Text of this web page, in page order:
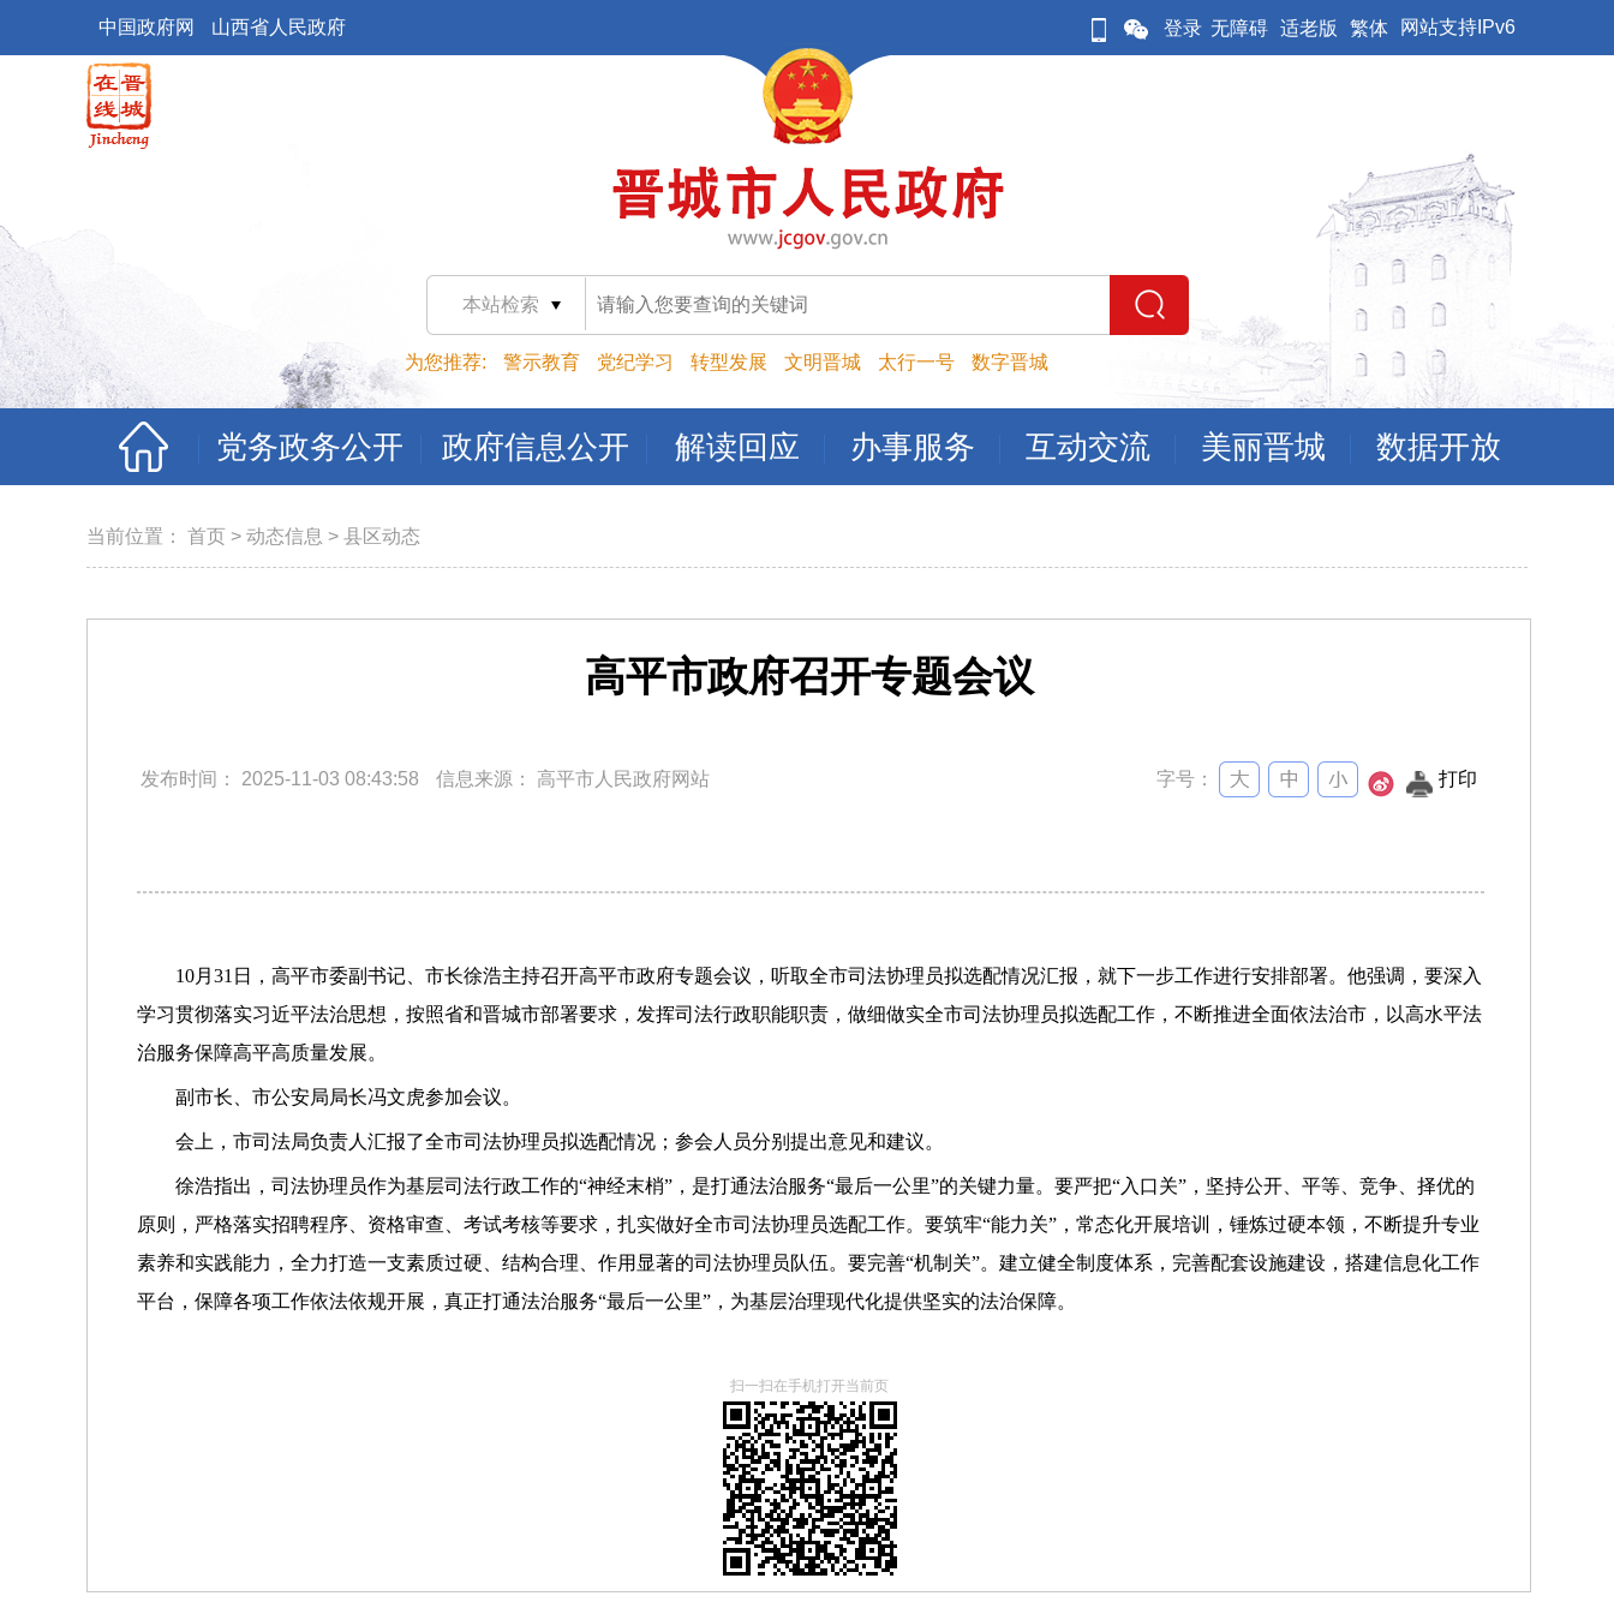
中国政府网 山西省人民政府 登录 无障碍 适老版 繁体 网站支持IPv6
本站检索
为您推荐: 警示教育 党纪学习 转型发展 文明晋城 太行一号 数字晋城
党务政务公开 政府信息公开 解读回应 办事服务 互动交流 美丽晋城 数据开放
当前位置： 首页 > 动态信息 > 县区动态
高平市政府召开专题会议
发布时间： 2025-11-03 08:43:58 信息来源： 高平市人民政府网站 字号： 打印
10月31日，高平市委副书记、市长徐浩主持召开高平市政府专题会议，听取全市司法协理员拟选配情况汇报，就下一步工作进行安排部署。他强调，要深入
学习贯彻落实习近平法治思想，按照省和晋城市部署要求，发挥司法行政职能职责，做细做实全市司法协理员拟选配工作，不断推进全面依法治市，以高水平法
治服务保障高平高质量发展。
副市长、市公安局局长冯文虎参加会议。
会上，市司法局负责人汇报了全市司法协理员拟选配情况；参会人员分别提出意见和建议。
徐浩指出，司法协理员作为基层司法行政工作的“神经末梢”，是打通法治服务“最后一公里”的关键力量。要严把“入口关”，坚持公开、平等、竞争、择优的
原则，严格落实招聘程序、资格审查、考试考核等要求，扎实做好全市司法协理员选配工作。要筑牢“能力关”，常态化开展培训，锤炼过硬本领，不断提升专业
素养和实践能力，全力打造一支素质过硬、结构合理、作用显著的司法协理员队伍。要完善“机制关”。建立健全制度体系，完善配套设施建设，搭建信息化工作
平台，保障各项工作依法依规开展，真正打通法治服务“最后一公里”，为基层治理现代化提供坚实的法治保障。
扫一扫在手机打开当前页